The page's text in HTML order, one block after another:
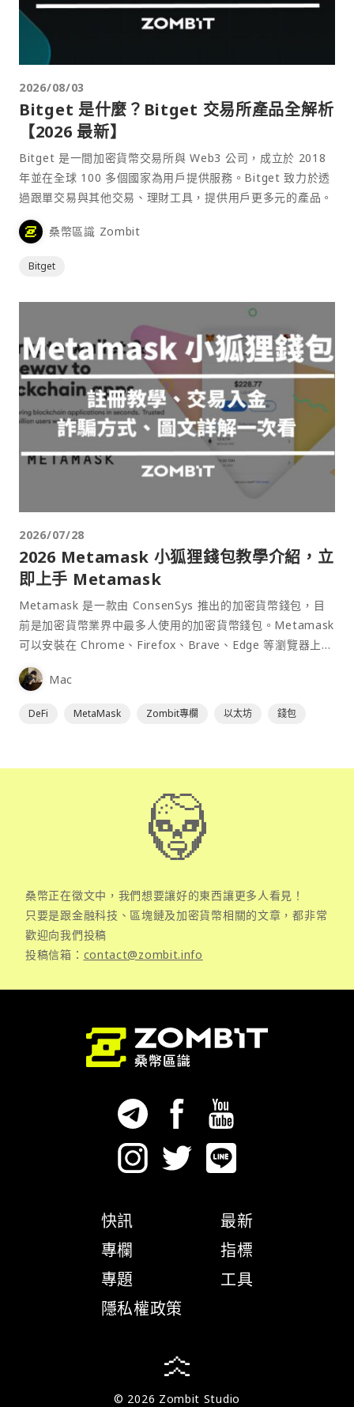
2026/08/03
Bitget 是什麼？Bitget 交易所產品全解析
【2026 最新】
Bitget 是一間加密貨幣交易所與 Web3 公司，成立於 2018
年並在全球 100 多個國家為用戶提供服務。Bitget 致力於透
過跟單交易與其他交易、理財工具，提供用戶更多元的產品。
桑幣區識 Zombit
Bitget
2026/07/28
2026 Metamask 小狐狸錢包教學介紹，立
即上手 Metamask
Metamask 是一款由 ConsenSys 推出的加密貨幣錢包，目
前是加密貨幣業界中最多人使用的加密貨幣錢包。Metamask
可以安裝在 Chrome、Firefox、Brave、Edge 等瀏覽器上作
為插件使用，具備許多功能且使用上非常方便。
Mac
DeFi MetaMask Zombit專欄 以太坊 錢包
桑幣正在徵文中，我們想要讓好的東西讓更多人看見！
只要是跟金融科技、區塊鏈及加密貨幣相關的文章，都非常
歡迎向我們投稿
投稿信箱： contact@zombit.info
快訊
專欄
專題
隱私權政策
最新
指標
工具
© 2026 Zombit Studio